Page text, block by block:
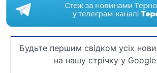
Будьте першим свідком усіх
на нашу стрічку у